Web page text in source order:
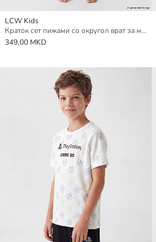
LCW Kids
Краток сет пижами со округол врат за момчиња
349,00 MKD